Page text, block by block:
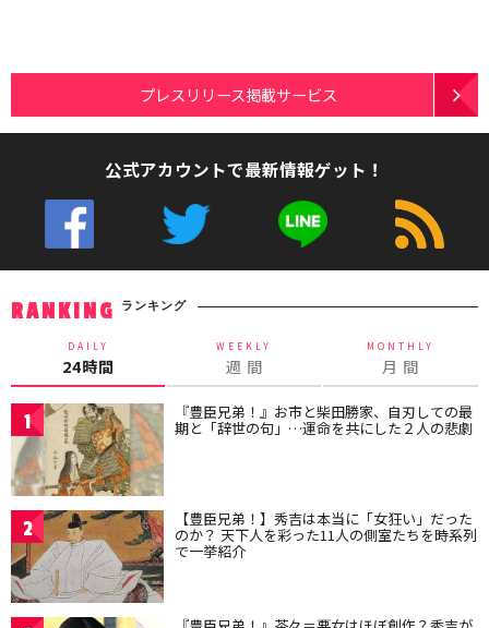
プレスリリース掲載サービス
公式アカウントで最新情報ゲット！
RANKING ランキング
DAILY
24時間
WEEKLY
週 間
MONTHLY
月 間
1 『豊臣兄弟！』お市と柴田勝家、自刃しての最
期と「辞世の句」…運命を共にした２人の悲劇
2 【豊臣兄弟！】秀吉は本当に「女狂い」だった
のか？ 天下人を彩った11人の側室たちを時系列
で一挙紹介